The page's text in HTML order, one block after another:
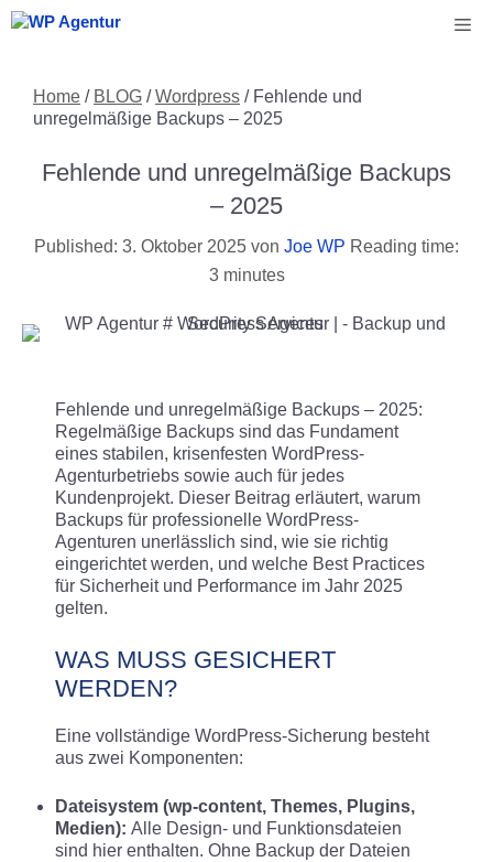
Zum
Inhalt
Home / BLOG /Wordpress / Fehlende und
unregelmäßige Backups – 2025
Fehlende und unregelmäßige Backups
– 2025
3. Oktober 2025 von Joe WP Reading time:
3 minutes
Fehlende und unregelmäßige Backups – 2025:
Regelmäßige Backups sind das Fundament
eines stabilen, krisenfesten WordPress-
Agenturbetriebs sowie auch für jedes
Kundenprojekt. Dieser Beitrag erläutert, warum
Backups für professionelle WordPress-
Agenturen unerlässlich sind, wie sie richtig
eingerichtet werden, und welche Best Practices
für Sicherheit und Performance im Jahr 2025
gelten.
WAS MUSS GESICHERT
WERDEN?
Eine vollständige WordPress-Sicherung besteht
aus zwei Komponenten:
Dateisystem (wp-content, Themes, Plugins,
Medien): Alle Design- und Funktionsdateien
sind hier enthalten. Ohne Backup der Dateien